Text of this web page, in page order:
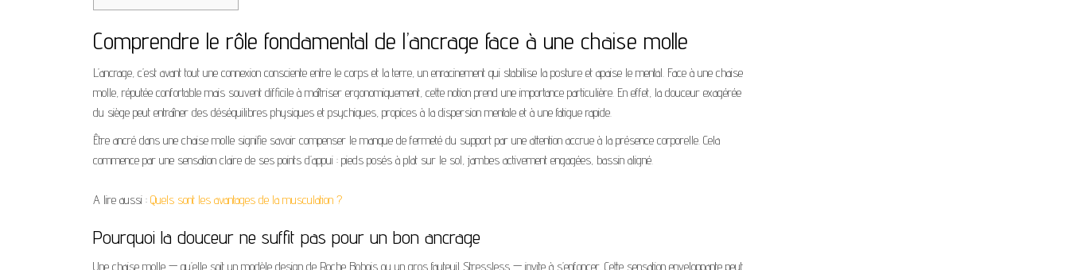
Comprendre le rôle fondamental de l’ancrage face à une chaise molle
L’ancrage, c’est avant tout une connexion consciente entre le corps et la terre, un enracinement qui stabilise la posture et apaise le mental. Face à une chaise
molle, réputée confortable mais souvent difficile à maîtriser ergonomiquement, cette notion prend une importance particulière. En effet, la douceur exagérée
du siège peut entraîner des déséquilibres physiques et psychiques, propices à la dispersion mentale et à une fatigue rapide.
Être ancré dans une chaise molle signifie savoir compenser le manque de fermeté du support par une attention accrue à la présence corporelle. Cela
commence par une sensation claire de ses points d’appui : pieds posés à plat sur le sol, jambes activement engagées, bassin aligné.
A lire aussi : Quels sont les avantages de la musculation ?
Pourquoi la douceur ne suffit pas pour un bon ancrage
Une chaise molle — qu’elle soit un modèle design de Roche Bobois ou un gros fauteuil Stressless — invite à s’enfoncer. Cette sensation enveloppante peut